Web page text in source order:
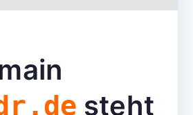
steht